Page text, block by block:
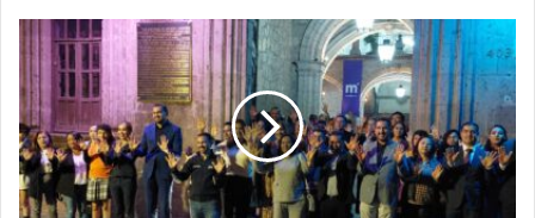
Michoacán
En
Morelia
Hay
27
Personas
Con
Enfermedades
Raras,